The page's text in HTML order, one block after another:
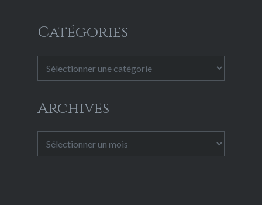
Catégories
Archives